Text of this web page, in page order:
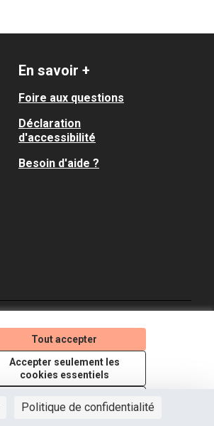
Politique de confidentialité
Tout accepter
Accepter seulement les
cookies essentiels
En savoir +
Foire aux questions
Déclaration
d'accessibilité
Besoin d'aide ?
(Lien externe)
(Lien externe)
(Lien externe)
Licence Creative
(Lien externe)